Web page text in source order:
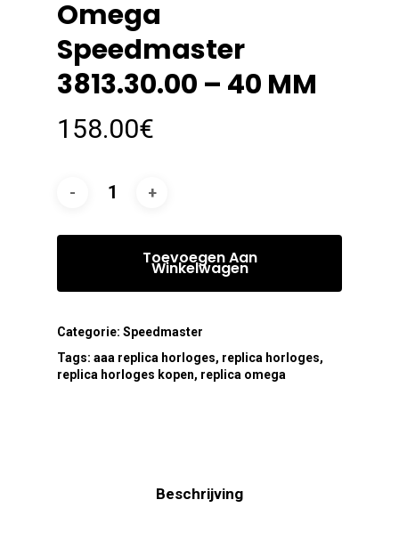
Omega
Speedmaster
3813.30.00 – 40 MM
158.00€
Toevoegen Aan
Winkelwagen
Categorie: Speedmaster
Tags: aaa replica horloges, replica horloges,
replica horloges kopen, replica omega
Beschrijving